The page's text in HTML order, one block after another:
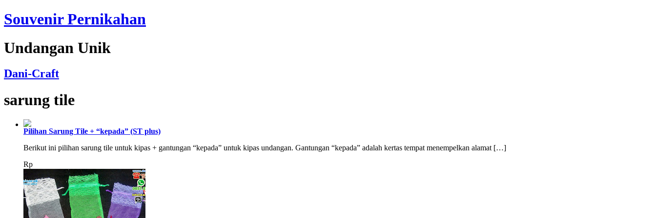
Souvenir Pernikahan
Undangan Unik
Dani-Craft
sarung tile
Pilihan Sarung Tile + “kepada” (ST plus)
Berikut ini pilihan sarung tile untuk kipas + gantungan “kepada” untuk kipas undangan. Gantungan “kepada” adalah kertas tempat menempelkan alamat […]
Rp